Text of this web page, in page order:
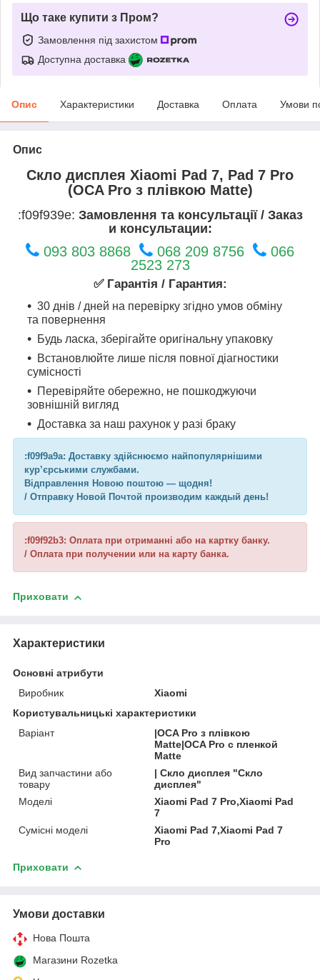
Що таке купити з Пром?
Замовлення під захистом
Доступна доставка
Опис Характеристики Доставка Оплата Умови
Опис
Скло дисплея Xiaomi Pad 7, Pad 7 Pro
(OCA Pro з плівкою Matte)
:f09f939e: Замовлення та консультації / Заказ
и консультации:
093 803 8868 068 209 8756
066
2523 273
✅ Гарантія / Гарантия:
30 днів / дней на перевірку згідно умов обміну
та повернення
Будь ласка, зберігайте оригінальну упаковку
Встановлюйте лише після повної діагностики
сумісності
Перевіряйте обережно, не пошкоджуючи
зовнішній вигляд
Доставка за наш рахунок у разі браку
:f09f9a9a: Доставку здійснюємо найпопулярнішими
кур’єрськими службами.
Відправлення Новою поштою — щодня!
/ Отправку Новой Почтой производим каждый день!
:f09f92b3: Оплата при отриманні або на картку банку.
/ Оплата при получении или на карту банка.
Приховати
Характеристики
Основні атрибути
Виробник
Xiaomi
Користувальницькі характеристики
Варіант
|OCA Pro з плівкою
Matte|OCA Pro с пленкой
Matte
Вид запчастини або
товару
| Скло дисплея "Скло
дисплея"
Моделі
Xiaomi Pad 7 Pro,Xiaomi Pad
7
Сумісні моделі
Xiaomi Pad 7,Xiaomi Pad 7
Pro
Приховати
Умови доставки
Нова Пошта
Магазини Rozetka